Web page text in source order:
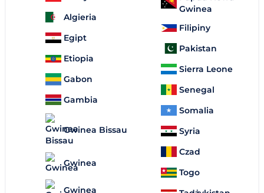
Algieria
Egipt
Etiopia
Gabon
Gambia
Gwinea Bissau
Gwinea
Gwinea
Gwinea
Filipiny
Pakistan
Sierra Leone
Senegal
Somalia
Syria
Czad
Togo